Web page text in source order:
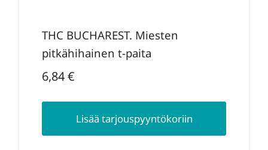
THC BUCHAREST. Miesten
pitkähihainen t-paita
6,84€
Lisää tarjouspyyntökoriin